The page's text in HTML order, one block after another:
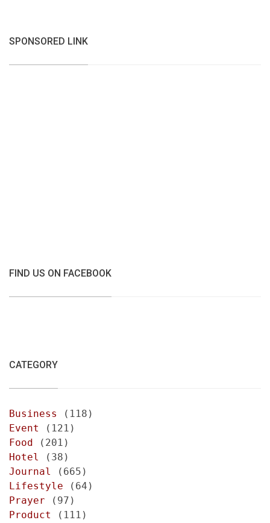
SPONSORED LINK
FIND US ON FACEBOOK
CATEGORY
Business
(118)
Event
(121)
Food (201)
Hotel
(38)
Journal
(665)
Lifestyle (64)
Prayer (97)
Product
(111)